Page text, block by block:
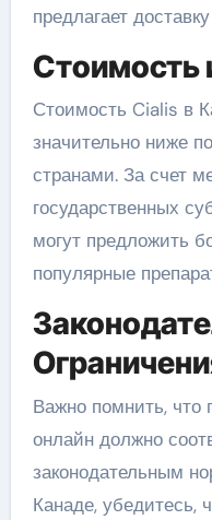
предлагает
Стоимость
Стоимость Cialis в
значительно ниже
странами. За счет
государственных
могут предложить
популярные
Важно помнить, что
онлайн должно
законодательным
Канаде, убедитесь,